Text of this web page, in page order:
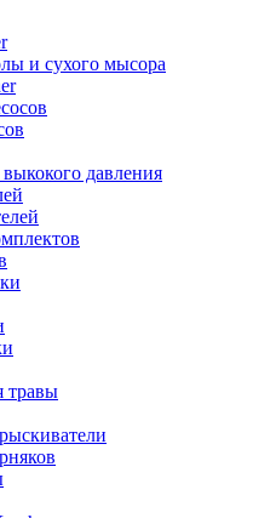
и сухого мысора
давления
травы